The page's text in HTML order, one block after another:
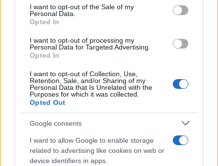
consent section.
I want to opt-out of the Sale of my
Personal Data.
Opted In
I want to opt-out of processing my
Personal Data for Targeted Advertising.
Opted In
I want to opt-out of Collection, Use,
Retention, Sale, and/or Sharing of my
Personal Data that Is Unrelated with the
Purposes for which it was collected.
Opted Out
Google consents
I want to allow Google to enable storage
related to advertising like cookies on web or
device identifiers in apps.
και ο κατάλογος των Υπουργών, που θα
συμμετάσχουν στο ΑΣΣ οριστικοποιείται τις
επόμενες ώρες, πληροφορίες
του FLASH αναφέρουν ότι είναι πολύ πιθανό να
Υπουργοί Ανάπτυξης,Τάκης Θεοδωρικάκος,
Προστασίας του Πολίτη,Μιχάλης Χρυσοχοίδης
Υποδομών και Μεταφορών,
Γιάννης Κεφαλογιάννης
Επίσης, στην ατζέντα του ΑΣΣ περιλαμβάνονται